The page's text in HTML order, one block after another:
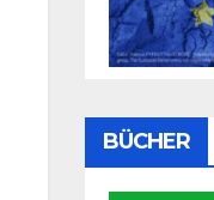
BÜCHER